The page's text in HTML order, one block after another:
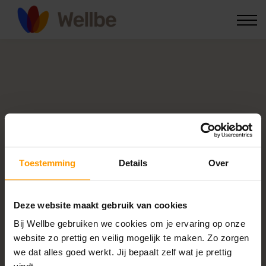
Toestemming Details Over
Deze website maakt gebruik van cookies
Bij Wellbe gebruiken we cookies om je ervaring op onze
website zo prettig en veilig mogelijk te maken. Zo zorgen
we dat alles goed werkt. Jij bepaalt zelf wat je prettig
Kennis & nieuws
Preventie Training voor je medewerker(s)
Wat houdt de
Wellbe
Stress
& Burn-Out
Preventie Training